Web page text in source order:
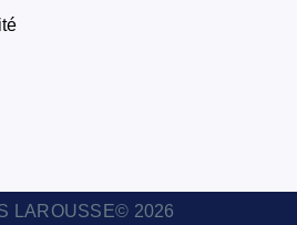
LAROUSSE© 2026